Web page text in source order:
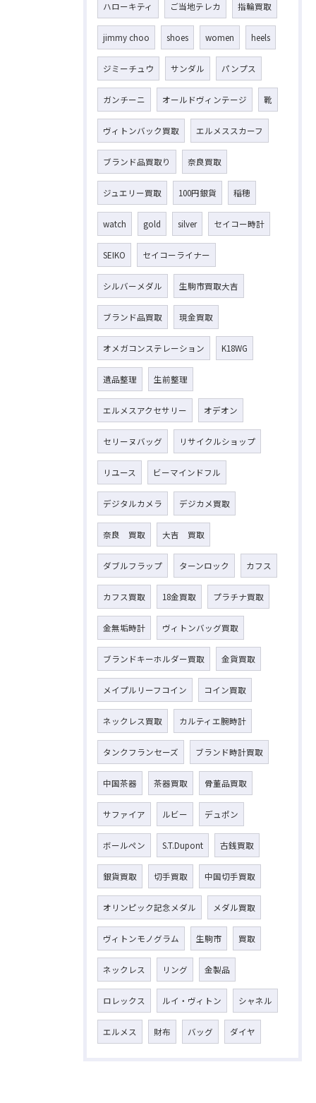
ハローキティ ご当地テレカ 指輪買取
jimmy choo shoes women heels
ジミーチュウ サンダル パンプス
ガンチーニ オールドヴィンテージ 靴
ヴィトンバック買取 エルメススカーフ
ブランド品買取り 奈良買取
ジュエリー買取 100円銀貨 稲穂
watch gold silver セイコー時計
SEIKO セイコーライナー
シルバーメダル 生駒市買取大吉
ブランド品買取 現金買取
オメガコンステレーション K18WG
遺品整理 生前整理
エルメスアクセサリー オデオン
セリーヌバッグ リサイクルショップ
リユース ビーマインドフル
デジタルカメラ デジカメ買取
奈良 買取 大吉 買取
ダブルフラップ ターンロック カフス
カフス買取 18金買取 プラチナ買取
金無垢時計 ヴィトンバッグ買取
ブランドキーホルダー買取 金貨買取
メイプルリーフコイン コイン買取
ネックレス買取 カルティエ腕時計
タンクフランセーズ ブランド時計買取
中国茶器 茶器買取 骨董品買取
サファイア ルビー デュポン
ボールペン S.T.Dupont 古銭買取
銀貨買取 切手買取 中国切手買取
オリンピック記念メダル メダル買取
ヴィトンモノグラム 生駒市 買取
ネックレス リング 金製品
ロレックス ルイ・ヴィトン シャネル
エルメス 財布 バッグ ダイヤ